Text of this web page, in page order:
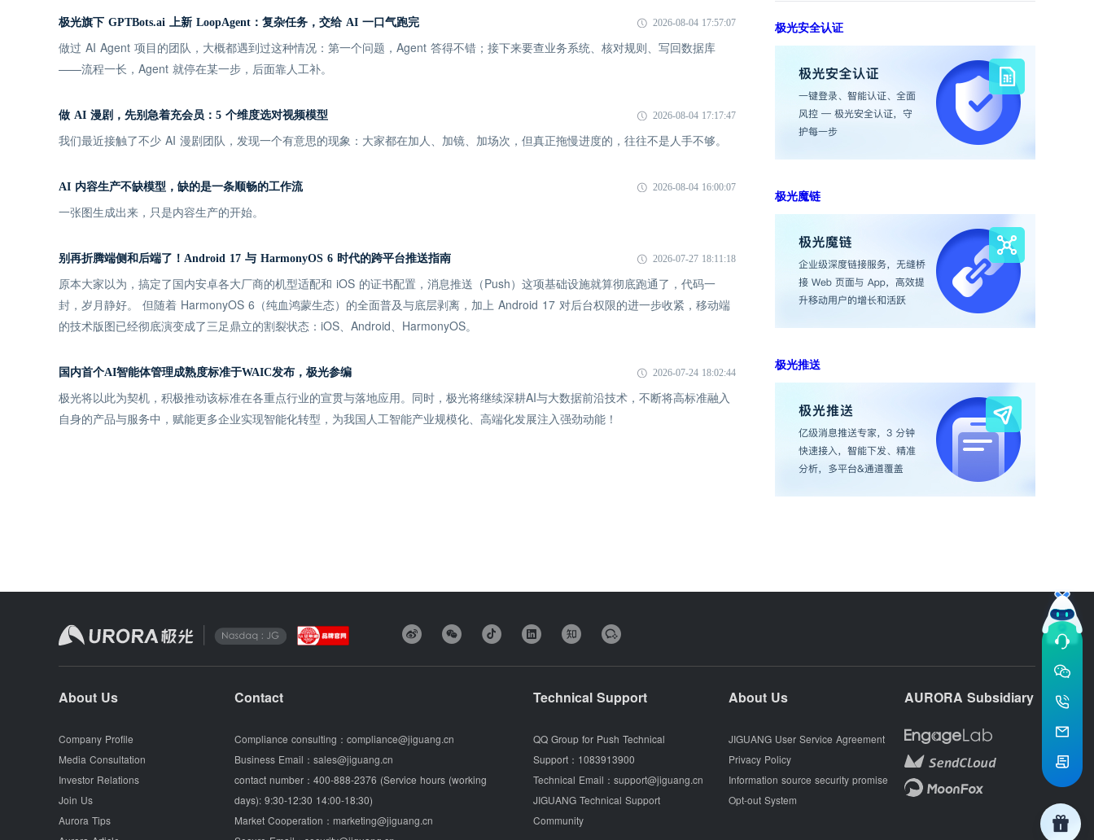
极光旗下 GPTBots.ai 上新 LoopAgent：复杂任务，交给 AI 一口气跑完 2026-08-04 17:57:07
做过 AI Agent 项目的团队，大概都遇到过这种情况：第一个问题，Agent 答得不错；接下来要查业务系统、核对规则、写回数据库
——流程一长，Agent 就停在某一步，后面靠人工补。
做 AI 漫剧，先别急着充会员：5 个维度选对视频模型 2026-08-04 17:17:47
我们最近接触了不少 AI 漫剧团队，发现一个有意思的现象：大家都在加人、加镜、加场次，但真正拖慢进度的，往往不是人手不够。
AI 内容生产不缺模型，缺的是一条顺畅的工作流 2026-08-04 16:00:07
一张图生成出来，只是内容生产的开始。
别再折腾端侧和后端了！Android 17 与 HarmonyOS 6 时代的跨平台推送指南 2026-07-27 18:11:18
原本大家以为，搞定了国内安卓各大厂商的机型适配和 iOS 的证书配置，消息推送（Push）这项基础设施就算彻底跑通了，代码一
封，岁月静好。 但随着 HarmonyOS 6（纯血鸿蒙生态）的全面普及与底层剥离，加上 Android 17 对后台权限的进一步收紧，移动端
的技术版图已经彻底演变成了三足鼎立的割裂状态：iOS、Android、HarmonyOS。
国内首个AI智能体管理成熟度标准于WAIC发布，极光参编 2026-07-24 18:02:44
极光将以此为契机，积极推动该标准在各重点行业的宣贯与落地应用。同时，极光将继续深耕AI与大数据前沿技术，不断将高标准融入
自身的产品与服务中，赋能更多企业实现智能化转型，为我国人工智能产业规模化、高端化发展注入强劲动能！
极光安全认证
极光魔链
极光推送
About Us
Company Profile
Media Consultation
Investor Relations
Join Us
Aurora Tips
Contact
Compliance consulting： compliance@jiguang.cn
Business Email： sales@jiguang.cn
contact number： 400-888-2376 (Service hours (working
days): 9:30-12:30 14:00-18:30)
Market Cooperation： marketing@jiguang.cn
Technical Support
QQ Group for Push Technical
Support： 1083913900
Technical Email： support@jiguang.cn
JIGUANG Technical Support
Community
About Us
JIGUANG User Service Agreement
Privacy Policy
Information source security promise
Opt-out System
AURORA Subsidiary